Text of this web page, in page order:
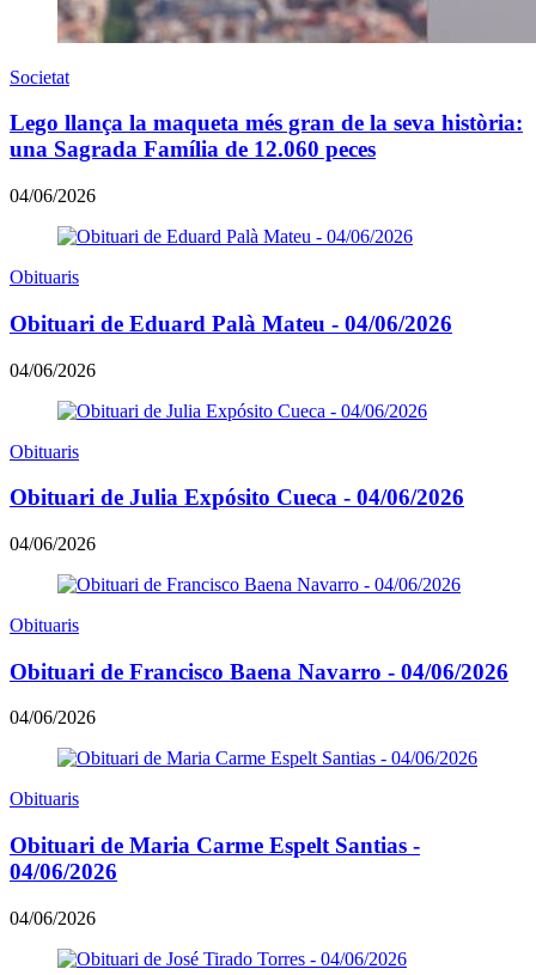
Societat
Lego llança la maqueta més gran de la seva història:
una Sagrada Família de 12.060 peces
04/06/2026
Obituaris
Obituari de Eduard Palà Mateu - 04/06/2026
04/06/2026
Obituaris
Obituari de Julia Expósito Cueca - 04/06/2026
04/06/2026
Obituaris
Obituari de Francisco Baena Navarro - 04/06/2026
04/06/2026
Obituaris
Obituari de Maria Carme Espelt Santias -
04/06/2026
04/06/2026